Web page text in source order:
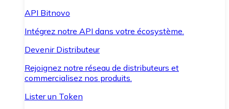
API Bitnovo
Intégrez notre API dans votre écosystème.
Devenir Distributeur
Rejoignez notre réseau de distributeurs et
commercialisez nos produits.
Lister un Token